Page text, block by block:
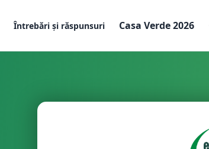
Întrebări și răspunsuri Casa Verde 2026